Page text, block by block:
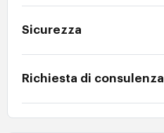
Sicurezza
Richiesta di consulenza